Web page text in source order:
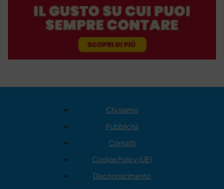
Chi siamo
Pubblicità
Contatti
Cookie Policy (UE)
Disconoscimento